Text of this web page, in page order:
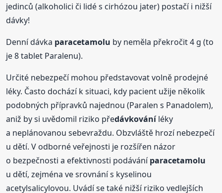
jedinců (alkoholici či lidé s cirhózou jater) postačí i nižší
dávky!
Denní dávka paracetamolu by neměla překročit 4 g (to
je 8 tablet Paralenu).
Určité nebezpečí mohou představovat volně prodejné
léky. Často dochází k situaci, kdy pacient užije několik
podobných přípravků najednou (Paralen s Panadolem),
aniž by si uvědomil riziko předávkováníléky
a neplánovanou sebevraždu. Obzvláště hrozí nebezpečí
u dětí. V odborné veřejnosti je rozšířen názor
o bezpečnosti a efektivnosti podáváníparacetamolu
u dětí, zejména ve srovnání s kyselinou
acetylsalicylovou. Uvádí se také nižší riziko vedlejších